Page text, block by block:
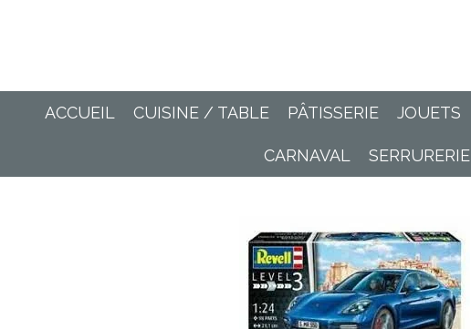
ACCUEIL CUISINE / TABLE PÂTISSERIE JOUETS
CARNAVAL SERRURERIE